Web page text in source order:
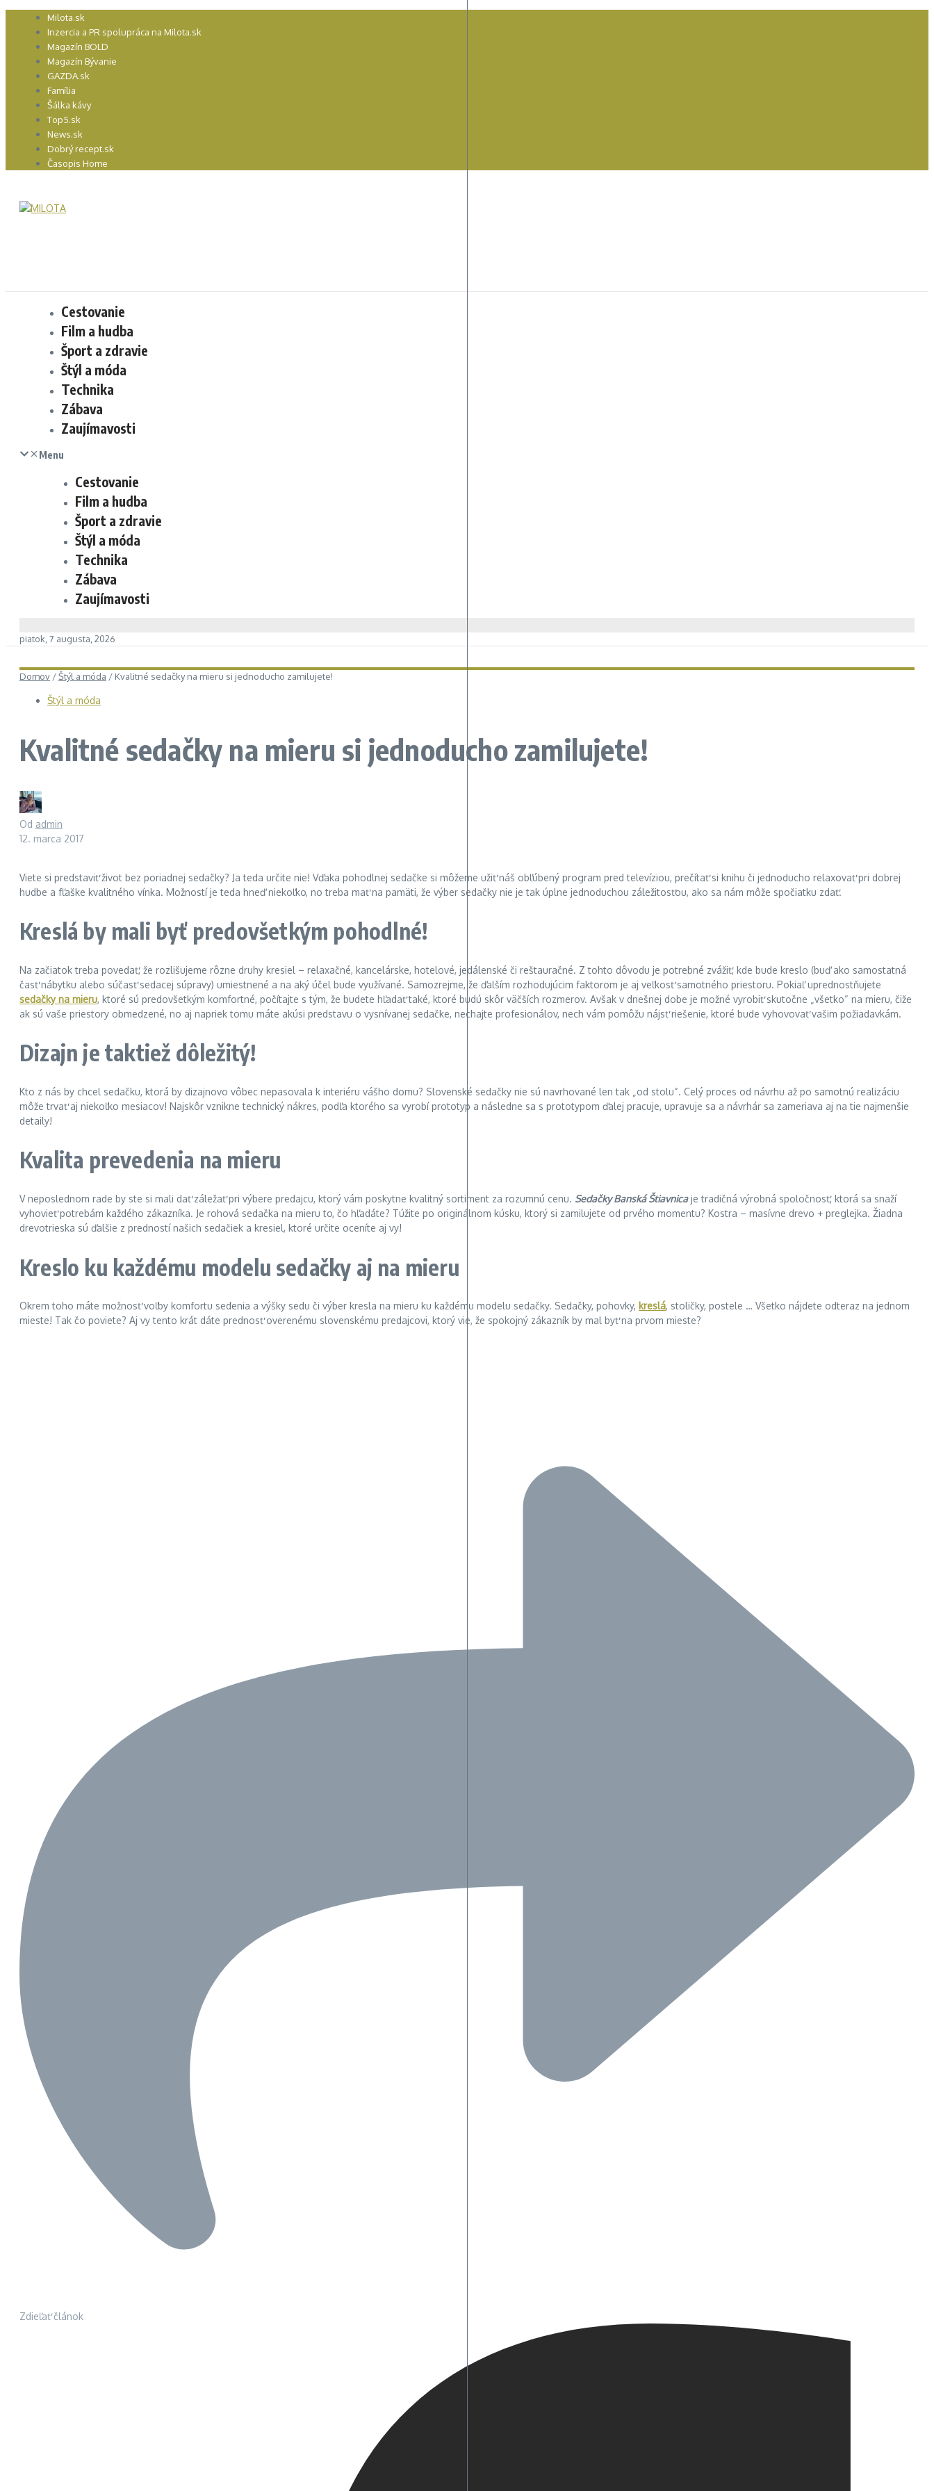
Preskočiť Milota.sk
Inzercia a PR spolupráca na Milota.sk
Magazín BOLD
Magazín Bývanie
GAZDA.sk
Família
Šálka kávy
Top5.sk
News.sk
Dobrý recept.sk
Časopis Home
Cestovanie
Film a hudba
Šport a zdravie
Štýl a móda
Technika
Zábava
Zaujímavosti
Menu
Cestovanie
Film a hudba
Šport a zdravie
Štýl a móda
Technika
Zábava
Zaujímavosti
piatok, 7 augusta, 2026
Domov /Štýl a móda / Kvalitné sedačky na mieru si jednoducho zamilujete!
Štýl a móda
Kvalitné sedačky na mieru si jednoducho zamilujete!
Od admin
12. marca 2017
Viete si predstaviť život bez poriadnej sedačky? Ja teda určite nie! Vďaka pohodlnej sedačke si môžeme užiť náš obľúbený program pred televíziou, prečítať si knihu či jednoducho relaxovať pri dobrej
hudbe a fľaške kvalitného vínka. Možností je teda hneď niekoľko, no treba mať na pamäti, že výber sedačky nie je tak úplne jednoduchou záležitosťou, ako sa nám môže spočiatku zdať.
Kreslá by mali byť predovšetkým pohodlné!
Na začiatok treba povedať, že rozlišujeme rôzne druhy kresiel – relaxačné, kancelárske, hotelové, jedálenské či reštauračné. Z tohto dôvodu je potrebné zvážiť, kde bude kreslo (buď ako samostatná
časť nábytku alebo súčasť sedacej súpravy) umiestnené a na aký účel bude využívané. Samozrejme, že ďalším rozhodujúcim faktorom je aj veľkosť samotného priestoru. Pokiaľ uprednostňujete
sedačky na mieru, ktoré sú predovšetkým komfortné, počítajte s tým, že budete hľadať také, ktoré budú skôr väčších rozmerov. Avšak v dnešnej dobe je možné vyrobiť skutočne „všetko“ na mieru, čiže
ak sú vaše priestory obmedzené, no aj napriek tomu máte akúsi predstavu o vysnívanej sedačke, nechajte profesionálov, nech vám pomôžu nájsť riešenie, ktoré bude vyhovovať vašim požiadavkám.
Dizajn je taktiež dôležitý!
Kto z nás by chcel sedačku, ktorá by dizajnovo vôbec nepasovala k interiéru vášho domu? Slovenské sedačky nie sú navrhované len tak „od stolu“. Celý proces od návrhu až po samotnú realizáciu
môže trvať aj niekoľko mesiacov! Najskôr vznikne technický nákres, podľa ktorého sa vyrobí prototyp a následne sa s prototypom ďalej pracuje, upravuje sa a návrhár sa zameriava aj na tie najmenšie
detaily!
Kvalita prevedenia na mieru
V neposlednom rade by ste si mali dať záležať pri výbere predajcu, ktorý vám poskytne kvalitný sortiment za rozumnú cenu. Sedačky Banská Štiavnicaje tradičná výrobná spoločnosť, ktorá sa snaží
vyhovieť potrebám každého zákazníka. Je rohová sedačka na mieru to, čo hľadáte? Túžite po originálnom kúsku, ktorý si zamilujete od prvého momentu? Kostra – masívne drevo + preglejka. Žiadna
drevotrieska sú ďalšie z predností našich sedačiek a kresiel, ktoré určite oceníte aj vy!
Kreslo ku každému modelu sedačky aj na mieru
Okrem toho máte možnosť voľby komfortu sedenia a výšky sedu či výber kresla na mieru ku každému modelu sedačky. Sedačky, pohovky, kreslá, stoličky, postele … Všetko nájdete odteraz na jednom
mieste! Tak čo poviete? Aj vy tento krát dáte prednosť overenému slovenskému predajcovi, ktorý vie, že spokojný zákazník by mal byť na prvom mieste?
Zdieľať článok